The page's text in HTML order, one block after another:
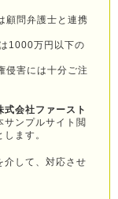
ると弊社が判断した
けた者が法令の定め
あると弊社が判断し
る場合
顧問弁護士と連携
1000万円以下の
侵害には十分ご注
式会社ファースト
サンプルサイト閲
ます。
介して、対応させ